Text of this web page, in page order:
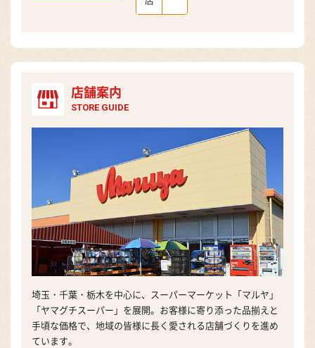
店舗案内
STORE GUIDE
埼玉・千葉・栃木を中心に、スーパーマーケット「マルヤ」
「ヤマグチスーパー」を展開。お客様に寄り添った品揃えと
手頃な価格で、地域の皆様に長く愛される店舗づくりを進め
ています。